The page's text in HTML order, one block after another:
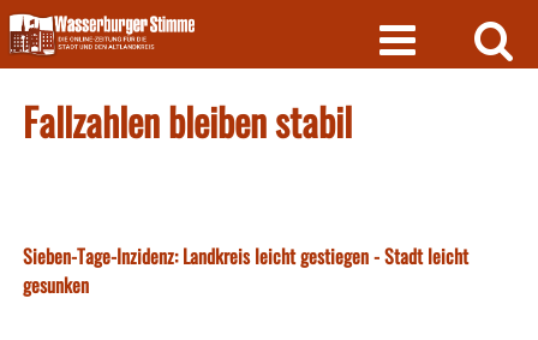
Skip
to
content
Fallzahlen bleiben stabil
Sieben-Tage-Inzidenz: Landkreis leicht gestiegen - Stadt leicht
gesunken